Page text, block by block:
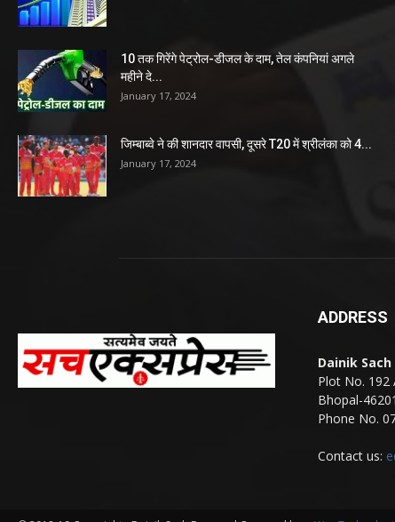
10 तक गिरेंगे पेट्रोल-डीजल के दाम, तेल कंपनियां अगले
महीने दे...
January 17, 2024
जिम्बाब्वे ने की शानदार वापसी, दूसरे T20 में श्रीलंका को 4...
January 17, 2024
ADDRESS
Dainik Sach
Plot No. 192
Bhopal-
Phone No.
Contact us: